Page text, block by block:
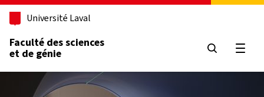
Aller au contenu principal
Université Laval
Faculté des sciences
et de génie